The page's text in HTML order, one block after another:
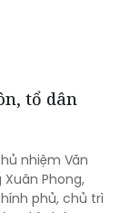
trưởng
hiện mục
tổ dân